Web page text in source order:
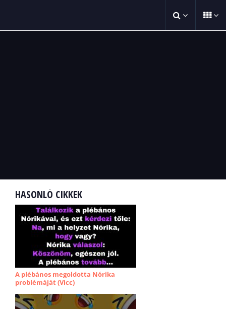
HASONLÓ CIKKEK
A plébános megoldotta Nórika
problémáját (Vicc)